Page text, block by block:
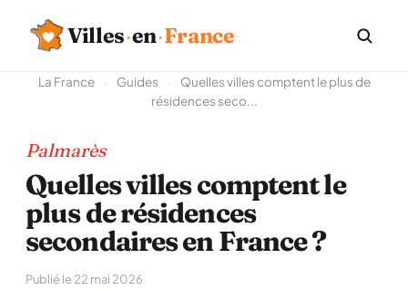
Villes·en·France
La France Guides
Quelles villes comptent le plus de
résidences seco...
Palmarès
Quelles villes comptent le
plus de résidences
secondaires en France ?
Publié le 22 mai 2026